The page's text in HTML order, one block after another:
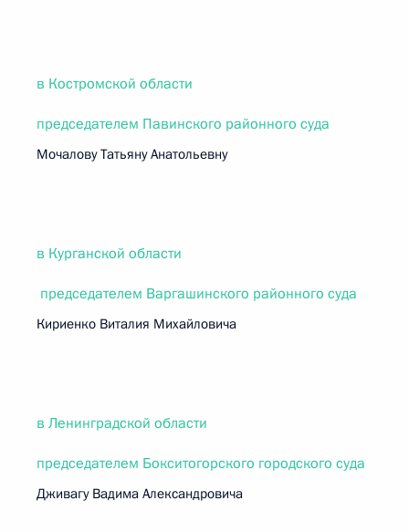
в Костромской области
председателем Павинского районного суда
Мочалову Татьяну Анатольевну
в Курганской области
председателем Варгашинского районного суда
Кириенко Виталия Михайловича
в Ленинградской области
председателем Бокситогорского городского суда
Дживагу Вадима Александровича